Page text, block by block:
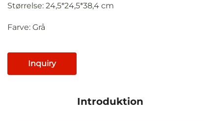
Størrelse: 24,5*24,5*38,4 cm
Farve: Grå
Inquiry
Introduktion